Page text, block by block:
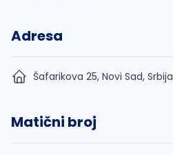
Adresa
Šafarikova 25, Novi Sad, Srbija
Matični broj